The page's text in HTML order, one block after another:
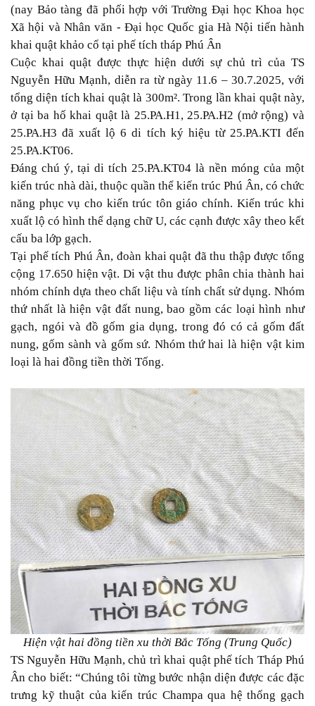
(nay Bảo tàng đã phối hợp với Trường Đại học Khoa học
Xã hội và Nhân văn - Đại học Quốc gia Hà Nội tiến hành
khai quật khảo cổ tại phế tích tháp Phú Ân
Cuộc khai quật được thực hiện dưới sự chủ trì của TS
Nguyễn Hữu Mạnh, diễn ra từ ngày 11.6 – 30.7.2025, với
tổng diện tích khai quật là 300m². Trong lần khai quật này,
ở tại ba hố khai quật là 25.PA.H1, 25.PA.H2 (mở rộng) và
25.PA.H3 đã xuất lộ 6 di tích ký hiệu từ 25.PA.KTI đến
25.PA.KT06.
Đáng chú ý, tại di tích 25.PA.KT04 là nền móng của một
kiến trúc nhà dài, thuộc quần thể kiến trúc Phú Ân, có chức
năng phục vụ cho kiến trúc tôn giáo chính. Kiến trúc khi
xuất lộ có hình thể dạng chữ U, các cạnh được xây theo kết
cấu ba lớp gạch.
Tại phế tích Phú Ân, đoàn khai quật đã thu thập được tổng
cộng 17.650 hiện vật. Di vật thu được phân chia thành hai
nhóm chính dựa theo chất liệu và tính chất sử dụng. Nhóm
thứ nhất là hiện vật đất nung, bao gồm các loại hình như
gạch, ngói và đồ gốm gia dụng, trong đó có cả gốm đất
nung, gốm sành và gốm sứ. Nhóm thứ hai là hiện vật kim
loại là hai đồng tiền thời Tống.
Hiện vật hai đồng tiền xu thời Bắc Tống (Trung Quốc)
TS Nguyễn Hữu Mạnh, chủ trì khai quật phế tích Tháp Phú
Ân cho biết: “Chúng tôi từng bước nhận diện được các đặc
trưng kỹ thuật của kiến trúc Champa qua hệ thống gạch